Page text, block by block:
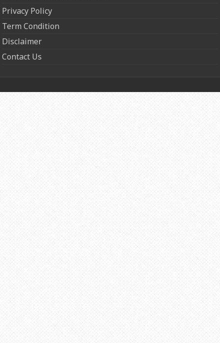
Privacy Policy
Term Condition
Disclaimer
Contact Us